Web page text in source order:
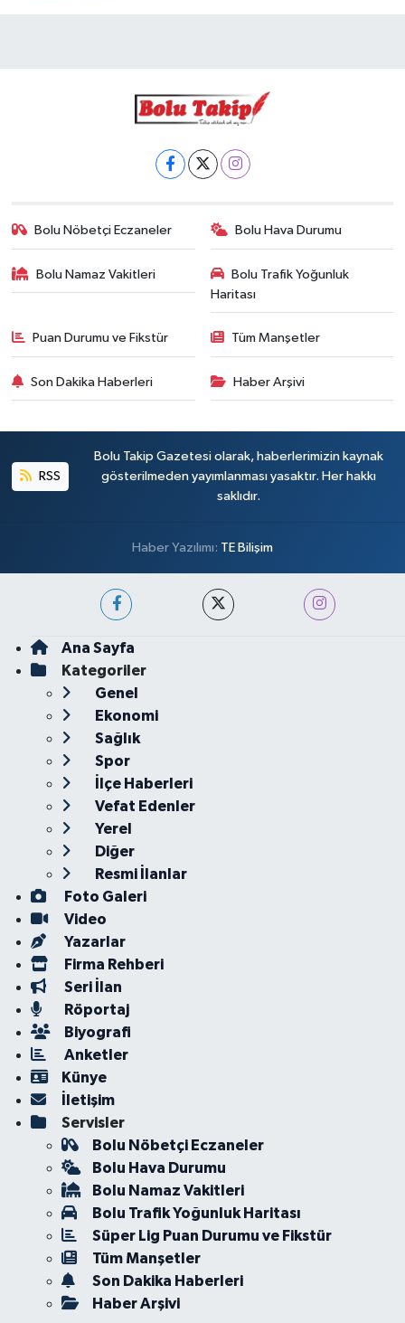
Bolu Nöbetçi Eczaneler Bolu Hava Durumu
Bolu Namaz Vakitleri
Bolu Trafik Yoğunluk
Haritası
Puan Durumu ve Fikstür Tüm Manşetler
Son Dakika Haberleri Haber Arşivi
RSS
Bolu Takip Gazetesi olarak, haberlerimizin kaynak
gösterilmeden yayımlanması yasaktır. Her hakkı
saklıdır.
Haber Yazılımı: TE Bilişim
Ana Sayfa
Kategoriler
Genel
Ekonomi
Sağlık
Spor
İlçe Haberleri
Vefat Edenler
Yerel
Diğer
Resmi İlanlar
Foto Galeri
Video
Yazarlar
Firma Rehberi
Seri İlan
Röportaj
Biyografi
Anketler
Künye
İletişim
Servisler
Bolu Nöbetçi Eczaneler
Bolu Hava Durumu
Bolu Namaz Vakitleri
Bolu Trafik Yoğunluk Haritası
Süper Lig Puan Durumu ve Fikstür
Tüm Manşetler
Son Dakika Haberleri
Haber Arşivi